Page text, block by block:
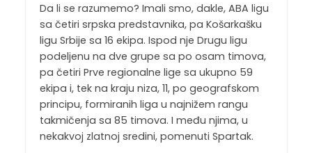
Da li se razumemo? Imali smo, dakle, ABA ligu
sa četiri srpska predstavnika, pa Košarkašku
ligu Srbije sa 16 ekipa. Ispod nje Drugu ligu
podeljenu na dve grupe sa po osam timova,
pa četiri Prve regionalne lige sa ukupno 59
ekipa i, tek na kraju niza, 11, po geografskom
principu, formiranih liga u najnižem rangu
takmičenja sa 85 timova. I među njima, u
nekakvoj zlatnoj sredini, pomenuti Spartak.